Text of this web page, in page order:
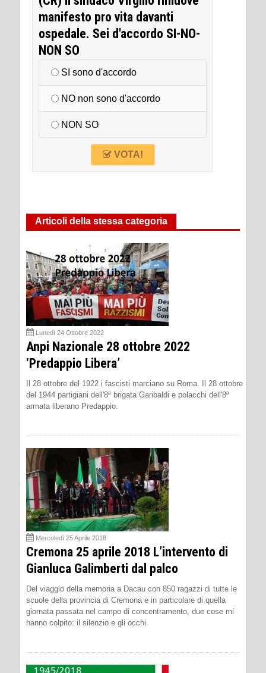
manifesto pro vita davanti
ospedale. Sei d'accordo SI-NO-
NON SO
SI sono d'accordo
NO non sono d'accordo
NON SO
VOTA!
Articoli della stessa categoria
Lunedì 24 Ottobre 2022
Anpi Nazionale 28 ottobre 2022
‘Predappio Libera’
Il 28 ottobre del 1922 i fascisti marciano su Roma. Il 28 ottobre
del 1944 partigiani dell'8ª brigata Garibaldi e polacchi dell'8ª
armata liberano Predappio.
Mercoledì 25 Aprile 2018
Cremona 25 aprile 2018 L’intervento di
Gianluca Galimberti dal palco
Del viaggio della memoria a Dacau con 850 ragazzi di tutte le
scuole della provincia di Cremona e in particolare di quella
giornata passata nel campo di concentramento, due cose mi
hanno colpito: il silenzio e gli occhi.